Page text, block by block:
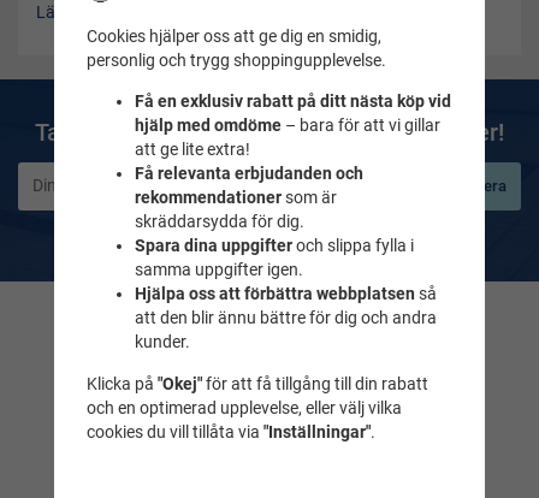
Läs mer om Badmössor till tävling
Ta del av våra bästa erbjudanden & nyheter!
Prenumerera
De uppgifter du matar in kommer endast användas till våra nyhetsbrev.
Kontakta oss
Frågor & svar
Maila till oss
Tel. 018-232525
Cookies hjälper oss att ge dig en smidig,
personlig och trygg shoppingupplevelse.
Få en exklusiv rabatt på ditt nästa köp vid
hjälp med omdöme– bara för att vi gillar
att ge lite extra!
Få relevanta erbjudanden och
rekommendationersom är
skräddarsydda för dig.
Spara dina uppgifteroch slippa fylla i
samma uppgifter igen.
Hjälpa oss att förbättra webbplatsen så
att den blir ännu bättre för dig och andra
kunder.
Klicka på "Okej"för att få tillgång till din rabatt
och en optimerad upplevelse, eller välj vilka
cookies du vill tillåta via "Inställningar".